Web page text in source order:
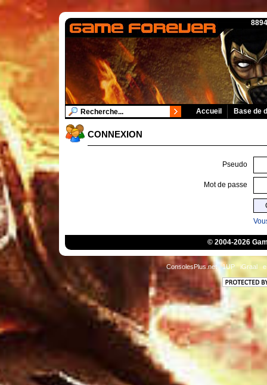
Accueil Base de
CONNEXION
Pseudo
Mot de passe
© 2004-2026
ConsolesPlus.net 1UP iGraal